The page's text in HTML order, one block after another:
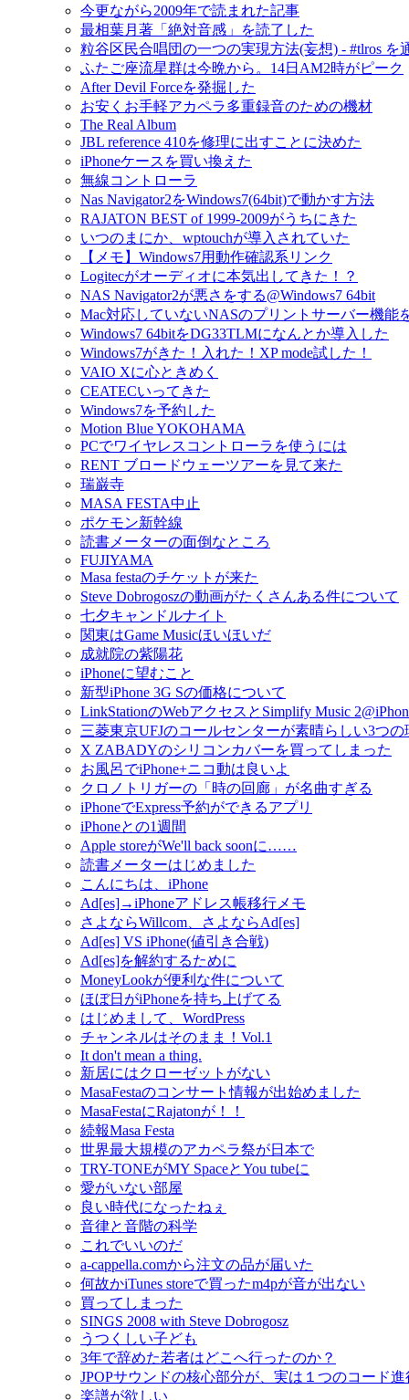
今更ながら2009年で読まれた記事
最相葉月著「絶対音感」を読了した
粒谷区民合唱団の一つの実現方法(妄想) - #tlros を
ふたご座流星群は今晩から。14日AM2時がピーク
After Devil Forceを発掘した
お安くお手軽アカペラ多重録音のための機材
The Real Album
JBL reference 410を修理に出すことに決めた
iPhoneケースを買い換えた
無線コントローラ
Nas Navigator2をWindows7(64bit)で動かす方法
RAJATON BEST of 1999-2009がうちにきた
いつのまにか、wptouchが導入されていた
【メモ】Windows7用動作確認系リンク
Logitecがオーディオに本気出してきた！？
NAS Navigator2が悪さをする@Windows7 64bit
Mac対応していないNASのプリントサーバー機能
Windows7 64bitをDG33TLMになんとか導入した
Windows7がきた！入れた！XP mode試した！
VAIO Xに心ときめく
CEATECいってきた
Windows7を予約した
Motion Blue YOKOHAMA
PCでワイヤレスコントローラを使うには
RENT ブロードウェーツアーを見て来た
瑞巌寺
MASA FESTA中止
ポケモン新幹線
読書メーターの面倒なところ
FUJIYAMA
Masa festaのチケットが来た
Steve Dobrogoszの動画がたくさんある件について
七夕キャンドルナイト
関東はGame Musicほいほいだ
成就院の紫陽花
iPhoneに望むこと
新型iPhone 3G Sの価格について
LinkStationのWebアクセスとSimplify Music
三菱東京UFJのコールセンターが素晴らしい3つの
X ZABADYのシリコンカバーを買ってしまった
お風呂でiPhone+ニコ動は良いよ
クロノトリガーの「時の回廊」が名曲すぎる
iPhoneでExpress予約ができるアプリ
iPhoneとの1週間
Apple storeがWe'll back soonに……
読書メーターはじめました
こんにちは、iPhone
Ad[es]→iPhoneアドレス帳移行メモ
さよならWillcom、さよならAd[es]
Ad[es] VS iPhone(値引き合戦)
Ad[es]を解約するために
MoneyLookが便利な件について
ほぼ日がiPhoneを持ち上げてる
はじめまして、WordPress
チャンネルはそのまま！Vol.1
It don't mean a thing.
新居にはクローゼットがない
MasaFestaのコンサート情報が出始めました
MasaFestaにRajatonが！！
続報Masa Festa
世界最大規模のアカペラ祭が日本で
TRY-TONEがMY SpaceとYou tubeに
愛がいない部屋
良い時代になったねぇ
音律と音階の科学
これでいいのだ
a-cappella.comから注文の品が届いた
何故かiTunes storeで買ったm4pが音が出ない
買ってしまった
SINGS 2008 with Steve Dobrogosz
うつくしい子ども
3年で辞めた若者はどこへ行ったのか？
JPOPサウンドの核心部分が、実は１つのコード
楽譜が欲しい